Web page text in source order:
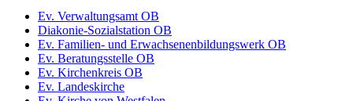
Ev. Verwaltungsamt OB
Diakonie-Sozialstation OB
Ev. Familien- und Erwachsenenbildungswerk OB
Ev. Beratungsstelle OB
Ev. Kirchenkreis OB
Ev. Landeskirche